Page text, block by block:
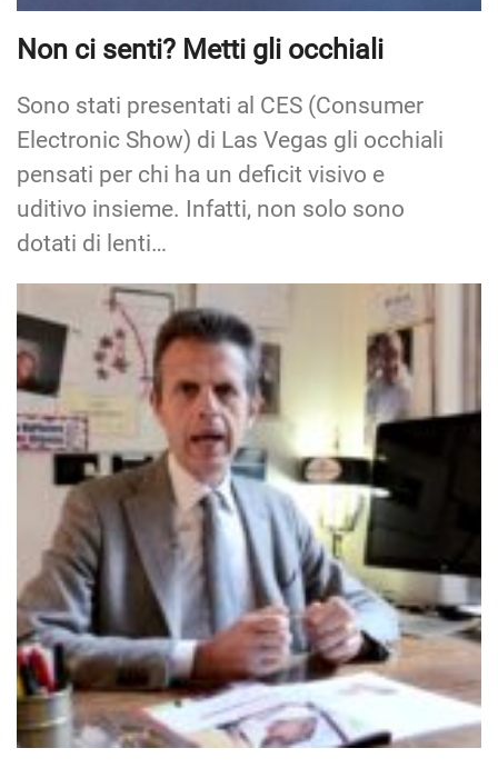
Non ci senti? Metti gli occhiali
Sono stati presentati al CES (Consumer
Electronic Show) di Las Vegas gli occhiali
pensati per chi ha un deficit visivo e
uditivo insieme. Infatti, non solo sono
dotati di lenti…